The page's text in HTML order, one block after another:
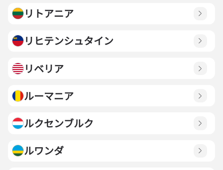
リトアニア
リヒテンシュタイン
リベリア
ルーマニア
ルクセンブルク
ルワンダ